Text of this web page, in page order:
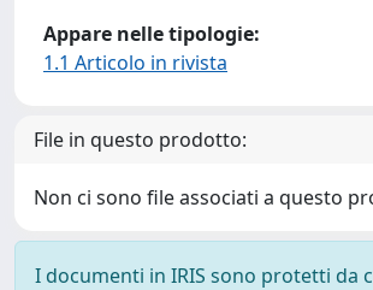
Appare nelle tipologie:
1.1 Articolo in rivista
File in questo prodotto:
Non ci sono file associati a questo
I documenti in IRIS sono protetti da